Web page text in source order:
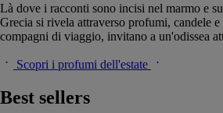
Là dove i racconti sono incisi nel marmo e
Grecia si rivela attraverso profumi, candele
compagni di viaggio, invitano a un'odissea
Scopri i profumi dell'estate
Best sellers